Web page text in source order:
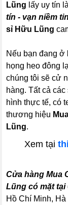
Lũng lấy uy tín
tín - vạn niềm
sỉ Hữu Lũng
Nếu bạn đang ở
họng heo đông
chúng tôi sẽ cử
hàng. Tất cả
hình thực tế, có
thương hiệu
Lũng.
Xem tại
Cửa hàng Mua
Lũng có mặt
Hồ Chí Minh,